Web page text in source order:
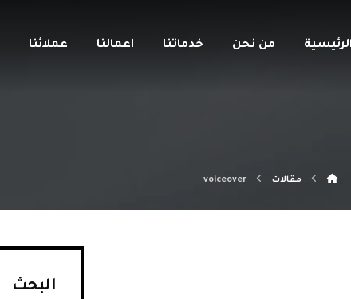
الرئيسية من نحن خدماتنا اعمالنا عملائنا
مقالات voiceover
البحث